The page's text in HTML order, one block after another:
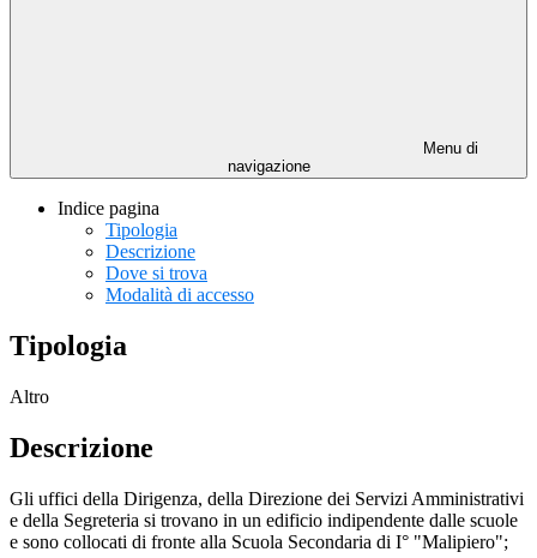
Menu di
navigazione
Indice pagina
Tipologia
Descrizione
Dove si trova
Modalità di accesso
Tipologia
Altro
Descrizione
Gli uffici della Dirigenza, della Direzione dei Servizi Amministrativi
e della Segreteria si trovano in un edificio indipendente dalle scuole
e sono collocati di fronte alla Scuola Secondaria di I° "Malipiero";